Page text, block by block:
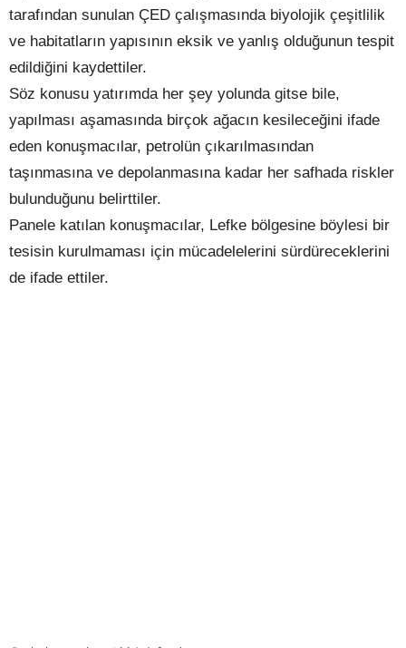
tarafından sunulan ÇED çalışmasında biyolojik çeşitlilik
ve habitatların yapısının eksik ve yanlış olduğunun tespit
edildiğini kaydettiler.
Söz konusu yatırımda her şey yolunda gitse bile,
yapılması aşamasında birçok ağacın kesileceğini ifade
eden konuşmacılar, petrolün çıkarılmasından
taşınmasına ve depolanmasına kadar her safhada riskler
bulunduğunu belirttiler.
Panele katılan konuşmacılar, Lefke bölgesine böylesi bir
tesisin kurulmaması için mücadelelerini sürdüreceklerini
de ifade ettiler.